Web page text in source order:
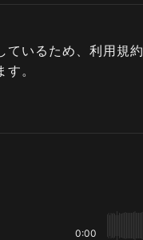
ているため、利用規約
。
0:00